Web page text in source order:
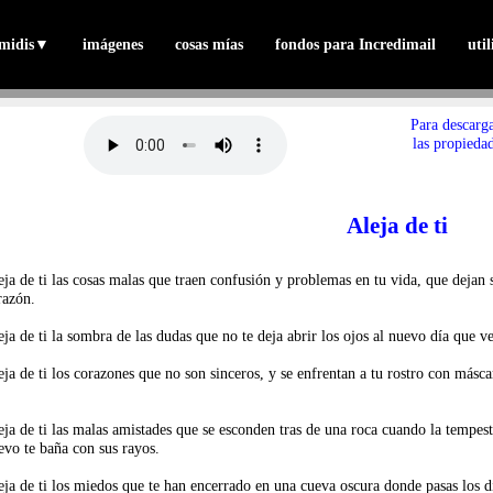
▼ imágenes cosas mías fondos para Incredimail
Para
las
Aleja de ti
de ti las cosas malas que traen confusión y problemas en tu vida, que
de ti la sombra de las dudas que no te deja abrir los ojos al nuevo día que
de ti los corazones que no son sinceros, y se enfrentan a tu rostro con
de ti las malas amistades que se esconden tras de una roca cuando la
te baña con sus rayos.
de ti los miedos que te han encerrado en una cueva oscura donde pasas los